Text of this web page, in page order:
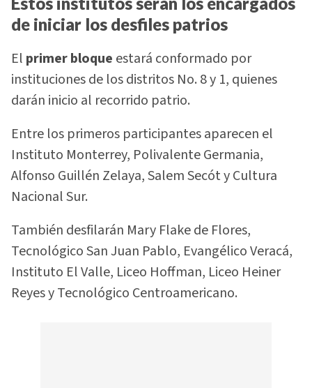
de iniciar los desfiles patrios
El primer bloque estará conformado por
instituciones de los distritos No. 8 y 1, quienes
darán inicio al recorrido patrio.
Entre los primeros participantes aparecen el
Instituto Monterrey, Polivalente Germania,
Alfonso Guillén Zelaya, Salem Secót y Cultura
Nacional Sur.
También desfilarán Mary Flake de Flores,
Tecnológico San Juan Pablo, Evangélico Veracá,
Instituto El Valle, Liceo Hoffman, Liceo Heiner
Reyes y Tecnológico Centroamericano.